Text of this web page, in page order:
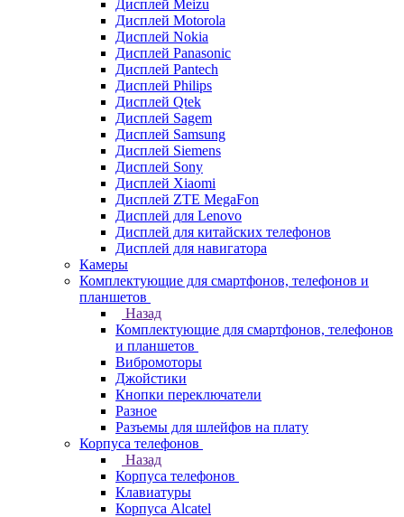
Дисплей Meizu
Дисплей Motorola
Дисплей Nokia
Дисплей Panasonic
Дисплей Pantech
Дисплей Philips
Дисплей Qtek
Дисплей Sagem
Дисплей Samsung
Дисплей Siemens
Дисплей Sony
Дисплей Xiaomi
Дисплей ZTE MegaFon
Дисплей для Lenovo
Дисплей для китайских телефонов
Дисплей для навигатора
Камеры
Комплектующие для смартфонов, телефонов и
планшетов
Назад
Комплектующие для смартфонов, телефонов
и планшетов
Вибромоторы
Джойстики
Кнопки переключатели
Разное
Разъемы для шлейфов на плату
Корпуса телефонов
Назад
Корпуса телефонов
Клавиатуры
Корпуса Alcatel